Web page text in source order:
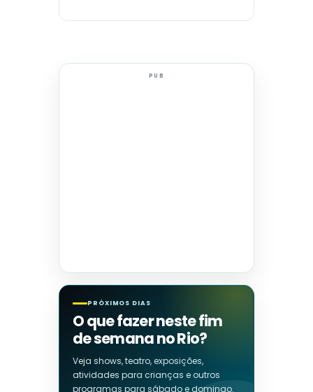
PUB
PRÓXIMOS DIAS
O que fazer neste fim
de semana no Rio?
Veja shows, teatro, exposições,
atividades para crianças e outros
programas para sábado e domingo.